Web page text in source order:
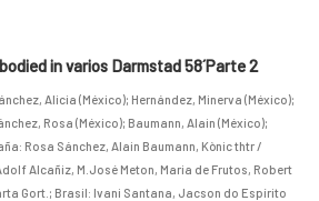
in varios Darmstad 58´Parte 2
Alicia (México); Hernández, Minerva (México);
Rosa (México); Baumann, Alain (México);
Rosa Sánchez, Alain Baumann, Kònic thtr /
Alcañiz, M.José Meton, Maria de Frutos, Robert
Gort. ; Brasil: Ivani Santana, Jacson do Espírito